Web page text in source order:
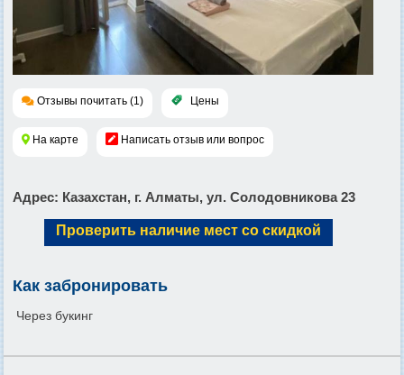
Отзывы почитать (1) Цены
На карте Написать отзыв или вопрос
Адрес: Казахстан, г. Алматы, ул. Солодовникова 23
Проверить наличие мест со скидкой
Как забронировать
Через букинг